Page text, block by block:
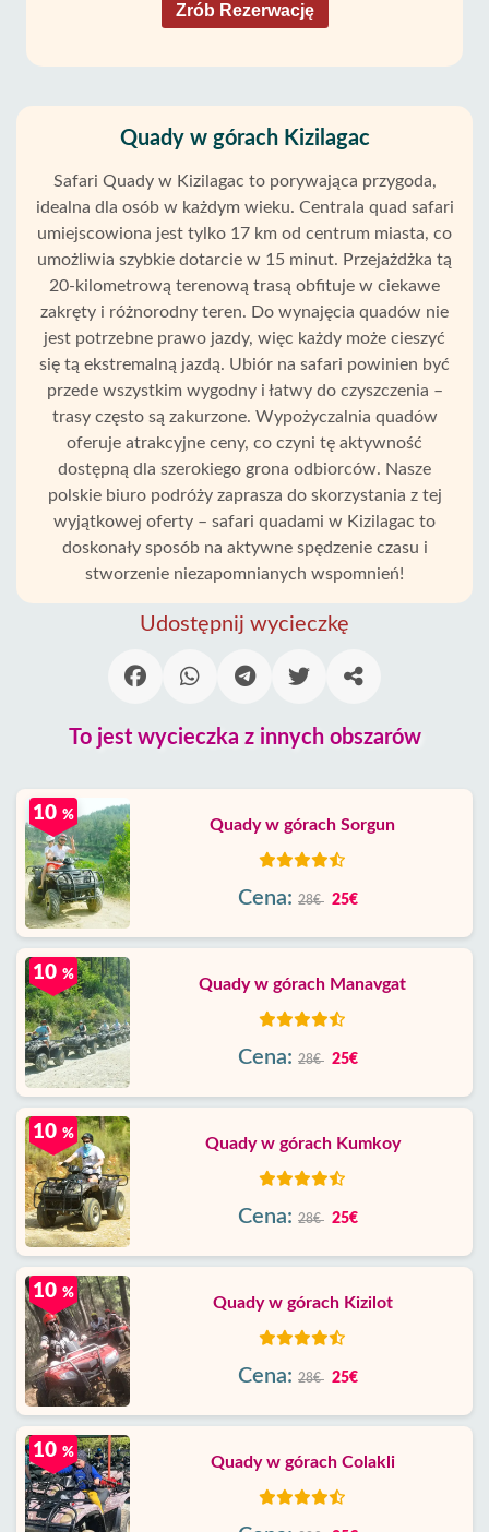
Zrób Rezerwację
Quady w górach Kizilagac
Safari Quady w Kizilagac to porywająca przygoda,
idealna dla osób w każdym wieku. Centrala quad safari
umiejscowiona jest tylko 17 km od centrum miasta, co
umożliwia szybkie dotarcie w 15 minut. Przejażdżka tą
20-kilometrową terenową trasą obfituje w ciekawe
zakręty i różnorodny teren. Do wynajęcia quadów nie
jest potrzebne prawo jazdy, więc każdy może cieszyć
się tą ekstremalną jazdą. Ubiór na safari powinien być
przede wszystkim wygodny i łatwy do czyszczenia –
trasy często są zakurzone. Wypożyczalnia quadów
oferuje atrakcyjne ceny, co czyni tę aktywność
dostępną dla szerokiego grona odbiorców. Nasze
polskie biuro podróży zaprasza do skorzystania z tej
wyjątkowej oferty – safari quadami w Kizilagac to
doskonały sposób na aktywne spędzenie czasu i
stworzenie niezapomnianych wspomnień!
Udostępnij wycieczkę
To jest wycieczka z innych obszarów
Quady w górach Sorgun
10 %
Cena: 28€ 25€
Quady w górach Manavgat
10 %
Cena: 28€ 25€
Quady w górach Kumkoy
10 %
Cena: 28€ 25€
Quady w górach Kizilot
10 %
Cena: 28€ 25€
Quady w górach Colakli
10 %